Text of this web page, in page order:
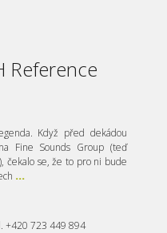
Reference
Když před dekádou
Fine Sounds Group (teď
čekalo se, že to pro ni bude
...
+420 723 449 894